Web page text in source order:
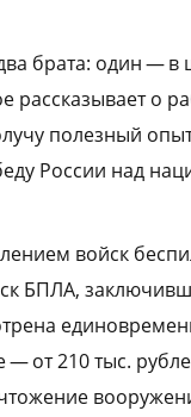
брата: один — в
рассказывает о
полезный
России над
войск
БПЛА,
от 210 тыс.